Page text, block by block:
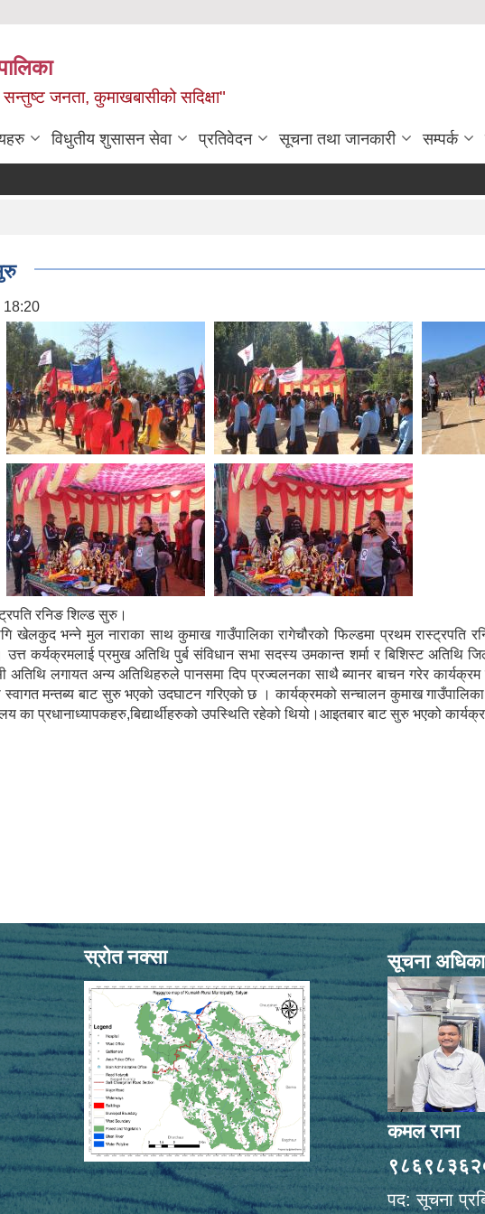
जनता, कुमाखबासीको सदिक्षा"
विधुतीय शुसासन सेवा प्रतिवेदन सूचना तथा जानकारी सम्पर्क
18:20
रनिङ शिल्ड सुरु।
खेलकुद भन्ने मुल नाराका साथ कुमाख गाउँपालिका रागेचौरको फिल्डमा प्रथम रास्ट्रपति
कर्यक्रमलाई प्रमुख अतिथि पुर्ब संविधान सभा सदस्य उमकान्त शर्मा र बिशिस्ट अतिथि
अतिथि लगायत अन्य अतिथिहरुले पानसमा दिप प्रज्वलनका साथै ब्यानर बाचन गरेर
स्वागत मन्तब्य बाट सुरु भएको उदघाटन गरिएकाे छ । कार्यक्रमको सन्चालन कुमाख
का प्रधानाध्यापकहरु,बिद्यार्थीहरुको उपस्थिति रहेको थियो।आइतबार बाट सुरु भएको
स्रोत नक्सा सूचना
कमल राना
पद: सूचना